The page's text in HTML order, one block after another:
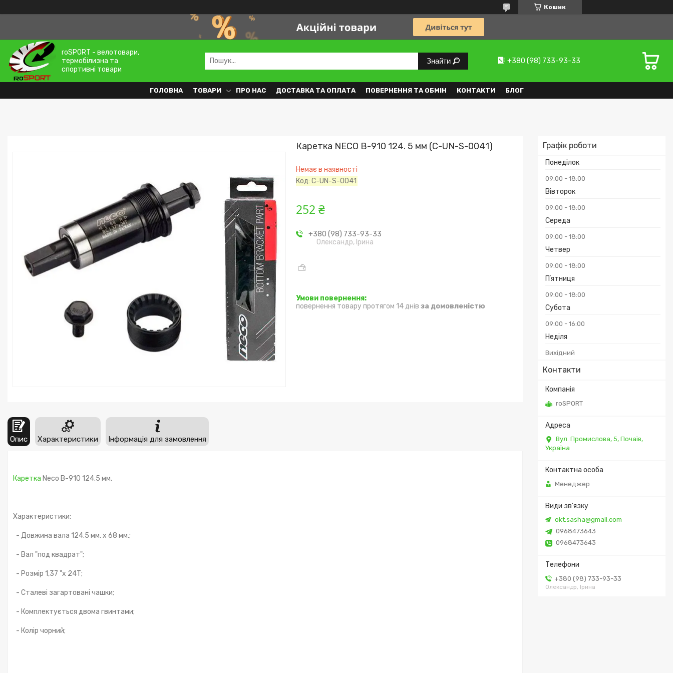
Кошик
roSPORT - велотовари,
термобілизна та
спортивні товари
Знайти +380 (98) 733-93-33
ГОЛОВНА ТОВАРИ ПРО НАС ДОСТАВКА ТА ОПЛАТА ПОВЕРНЕННЯ ТА ОБМІН КОНТАКТИ БЛОГ
Графік роботи
Понеділок
09:00 18:00
Вівторок
09:00 18:00
Середа
09:00 18:00
Четвер
09:00 18:00
Пʼятниця
09:00 18:00
Субота
09:00 16:00
Неділя
Вихідний
Контакти
roSPORT
Вул. Промислова, 5, Почаїв,
Україна
Менеджер
okt.sasha@gmail.com
0968473643
0968473643
+380 (98) 733-93-33
Олександр, Ірина
Каретка NECO B-910 124. 5 мм (C-UN-S-0041)
Немає в наявності
Код:C-UN-S-0041
252 ₴
+380 (98) 733-93-33
Олександр, Ірина
повернення товару протягом 14 днів за домовленістю
Опис Характеристики Інформація для замовлення
Каретка Neco B-910 124.5 мм.
Характеристики:
- Довжина вала 124.5 мм. х 68 мм.;
- Вал "под квадрат";
- Розмір 1,37 "х 24Т;
- Сталеві загартовані чашки;
- Комплектується двома гвинтами;
- Колір чорний;